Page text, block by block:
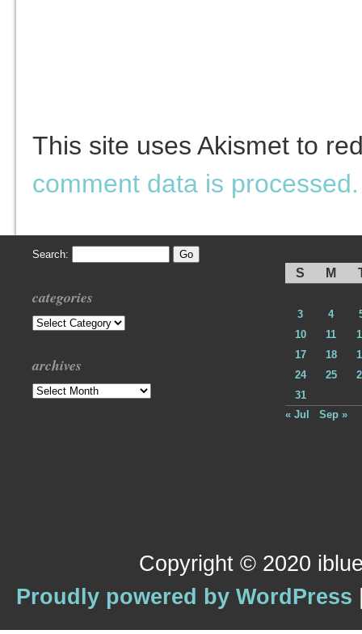
This site uses Akismet to
comment data is processed.
Search:
categories
Categories
archives
Archives
S M
3 4
10
11
17
18
24
25
31
« Jul
Sep »
Copyright © 2020
Proudly powered by WordPress